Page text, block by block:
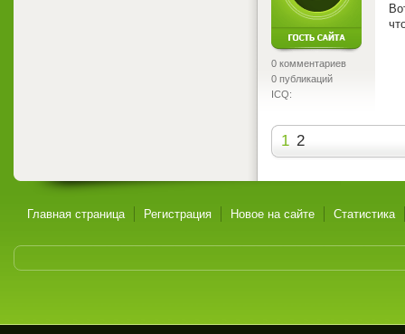
0 комментариев
0 публикаций
ICQ:
1 2
Главная страница Регистрация Новое на сайте Статистика